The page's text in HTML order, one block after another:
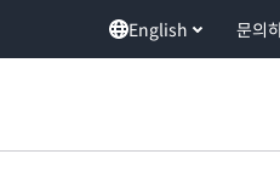
English 문의